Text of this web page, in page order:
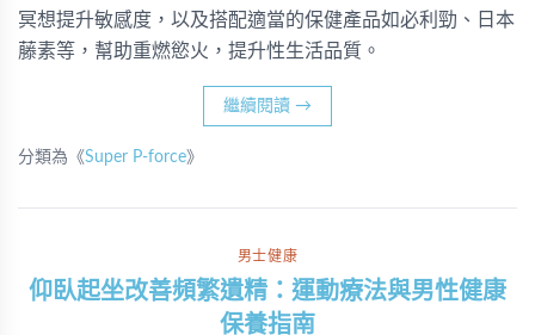
冥想提升敏感度，以及搭配適當的保健產品如必利勁、日本
藤素等，幫助重燃慾火，提升性生活品質。
繼續閱讀 →
分類為《Super P-force》
男士健康
仰臥起坐改善頻繁遺精：運動療法與男性健康
保養指南